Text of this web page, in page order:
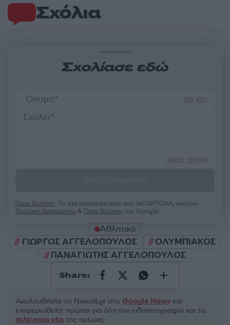
Σχόλια
Σχολίασε εδώ
50 /50
2000 /2000
Όροι Χρήσης. Το site προστατεύεται από reCAPTCHA, ισχύουν
Πολιτική Απορρήτου &Όροι Χρήσης της Google.
Αθλητικά
ΓΙΩΡΓΟΣ ΑΓΓΕΛΟΠΟΥΛΟΣ
ΟΛΥΜΠΙΑΚΟΣ
ΠΑΝΑΓΙΩΤΗΣ ΑΓΓΕΛΟΠΟΥΛΟΣ
Share:
Ακολουθήστε το Νewsit.gr στο Google News και
ενημερωθείτε πρώτοι για όλη την ειδησεογραφία και τα
τελευταία νέα της ημέρας